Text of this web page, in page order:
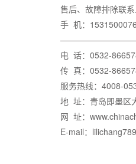
售后、故障排除联
手 机：
电 话：0532-
传 真：0532-
服务热线：4008-
地 址：青岛即墨区
网 址：
E-mail：